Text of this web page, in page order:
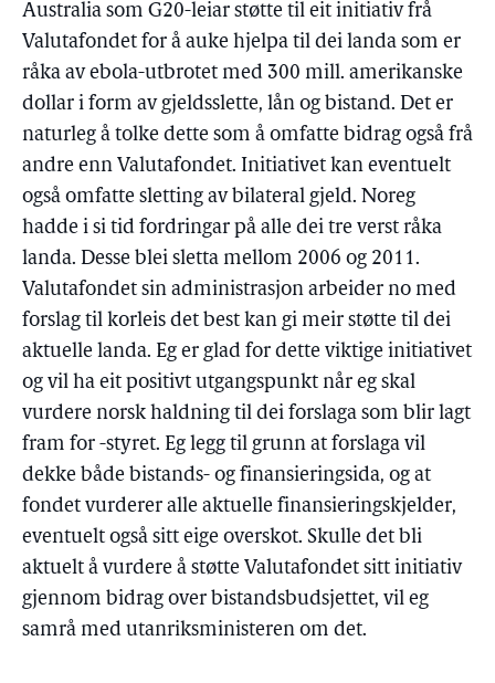
Australia som G20-leiar støtte til eit initiativ frå
Valutafondet for å auke hjelpa til dei landa som er
råka av ebola-utbrotet med 300 mill. amerikanske
dollar i form av gjeldsslette, lån og bistand. Det er
naturleg å tolke dette som å omfatte bidrag også frå
andre enn Valutafondet. Initiativet kan eventuelt
også omfatte sletting av bilateral gjeld. Noreg
hadde i si tid fordringar på alle dei tre verst råka
landa. Desse blei sletta mellom 2006 og 2011.
Valutafondet sin administrasjon arbeider no med
forslag til korleis det best kan gi meir støtte til dei
aktuelle landa. Eg er glad for dette viktige initiativet
og vil ha eit positivt utgangspunkt når eg skal
vurdere norsk haldning til dei forslaga som blir lagt
fram for -styret. Eg legg til grunn at forslaga vil
dekke både bistands- og finansieringsida, og at
fondet vurderer alle aktuelle finansieringskjelder,
eventuelt også sitt eige overskot. Skulle det bli
aktuelt å vurdere å støtte Valutafondet sitt initiativ
gjennom bidrag over bistandsbudsjettet, vil eg
samrå med utanriksministeren om det.